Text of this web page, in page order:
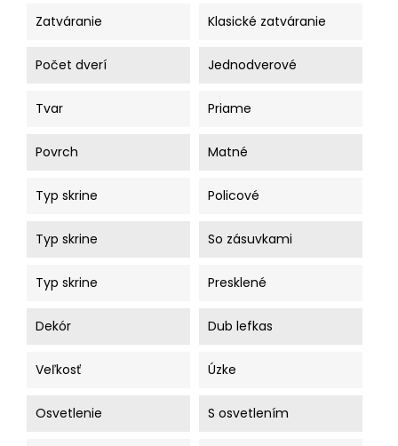
Zatváranie Klasické zatváranie
Počet dverí Jednodverové
Tvar Priame
Povrch Matné
Typ skrine Policové
Typ skrine So zásuvkami
Typ skrine Presklené
Dekór Dub lefkas
Veľkosť Úzke
Osvetlenie S osvetlením